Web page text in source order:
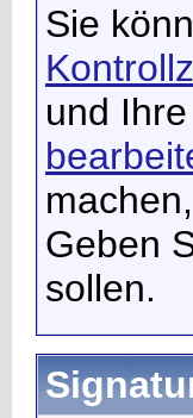
Sie
und
Geben
sollen.